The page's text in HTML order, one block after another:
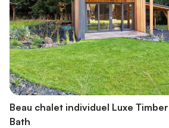
Beau chalet individuel Luxe
Bath